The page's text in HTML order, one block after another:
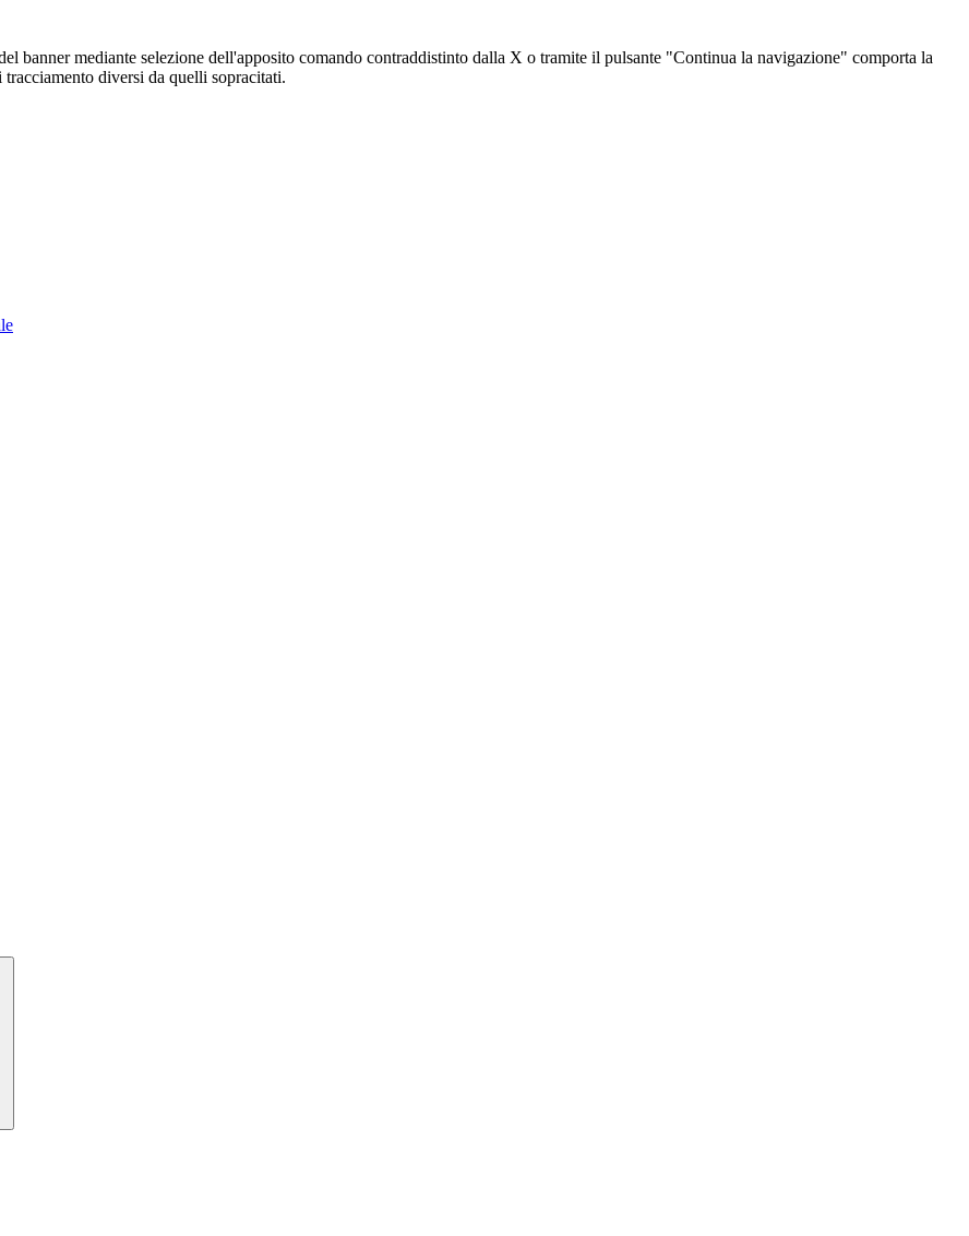
banner mediante selezione dell'apposito comando contraddistinto dalla X o tramite il pulsante "Continua la navigazione" comporta la
diversi da quelli sopracitati.